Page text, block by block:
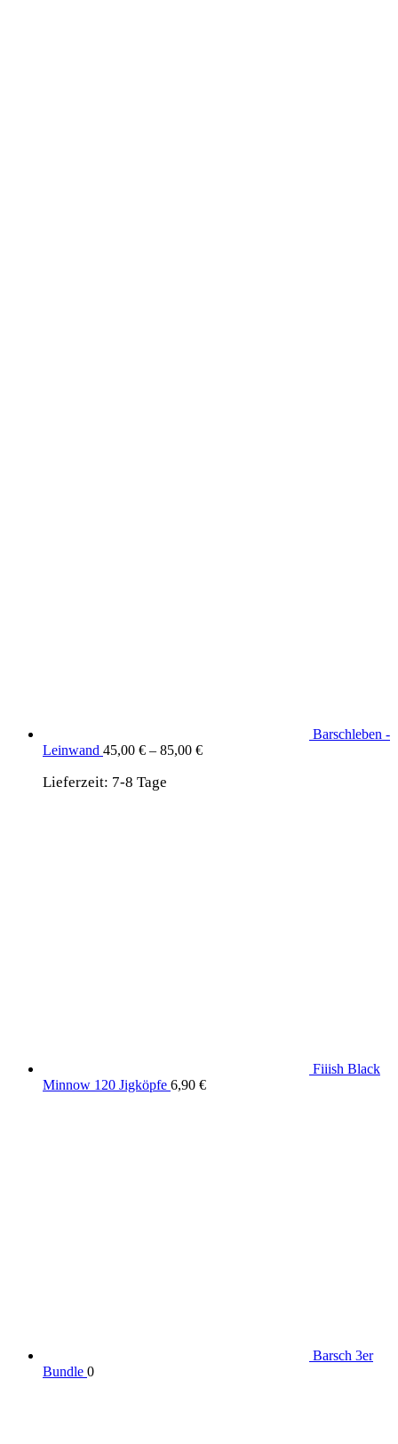
Barschleben -
Leinwand 45,00 € – 85,00 €
Lieferzeit: 7-8 Tage
Fiiish Black
Minnow 120 Jigköpfe 6,90 €
Barsch 3er
Bundle 0